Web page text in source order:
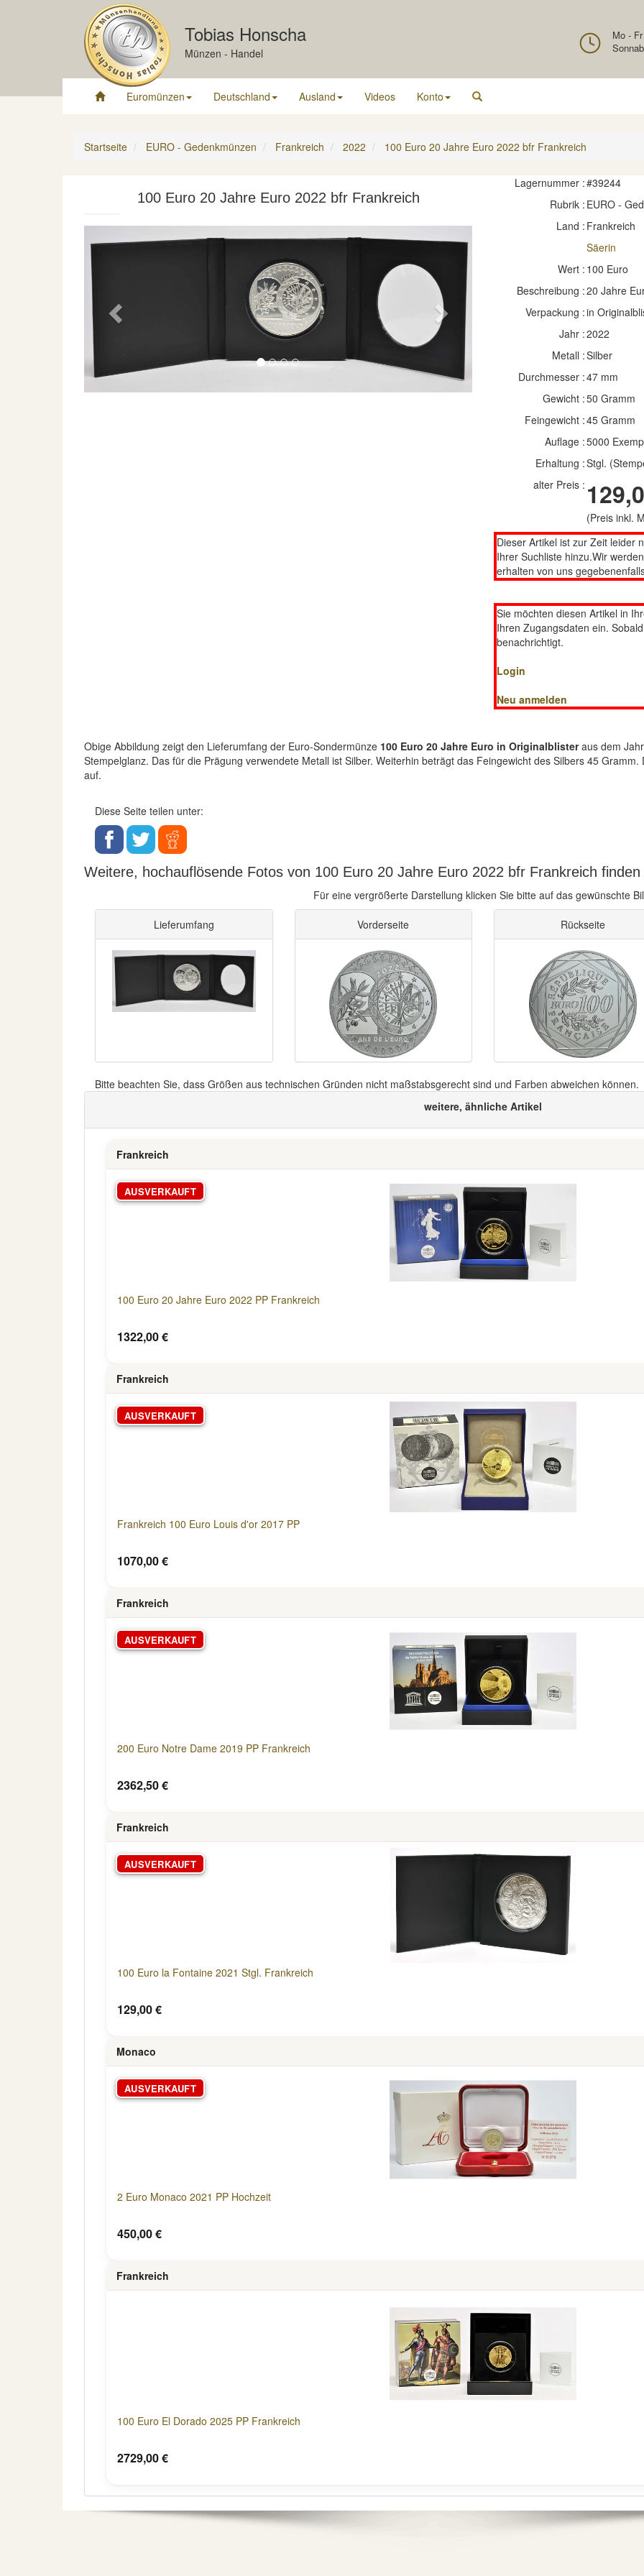
Tobias Honscha
Münzen - Handel
Mo -
Euromünzen Deutschland Ausland Videos Konto
Startseite EURO - Gedenkmünzen Frankreich 2022 100 Euro 20 Jahre Euro 2022 bfr Frankreich
100 Euro 20 Jahre Euro 2022 bfr Frankreich
Previous Next
Lagernummer :#39244
Rubrik : EURO -
Land : Frankreich
Säerin
Wert : 100 Euro
Beschreibung :20 Jahre
Verpackung :in
Jahr :2022
Metall :Silber
Durchmesser :47 mm
Gewicht :50 Gramm
Feingewicht :45 Gramm
Auflage :5000
Erhaltung :Stgl.
alter Preis :
(Preis inkl.
Dieser Artikel ist zur Zeit leider
Ihrer Suchliste hinzu.Wir
erhalten von uns
Sie möchten diesen Artikel in
Ihren Zugangsdaten ein.
benachrichtigt.
Login
Neu anmelden
Obige Abbildung zeigt den Lieferumfang der Euro-Sondermünze 100 Euro 20 Jahre Euro in Originalblisteraus dem
Stempelglanz. Das für die Prägung verwendete Metall ist Silber. Weiterhin beträgt das Feingewicht des Silbers 45
auf.
Diese Seite teilen unter:
Weitere, hochauflösende Fotos von 100 Euro 20 Jahre Euro 2022 bfr Frankreich
Für eine vergrößerte Darstellung klicken Sie bitte auf das gewünschte
Lieferumfang Vorderseite Rückseite
Bitte beachten Sie, dass Größen aus technischen Gründen nicht maßstabsgerecht sind und Farben abweichen können.
weitere, ähnliche Artikel
Frankreich
AUSVERKAUFT
100 Euro 20 Jahre Euro 2022 PP Frankreich
1322,00 €
Frankreich
AUSVERKAUFT
Frankreich 100 Euro Louis d'or 2017 PP
1070,00 €
Frankreich
AUSVERKAUFT
200 Euro Notre Dame 2019 PP Frankreich
2362,50 €
Frankreich
AUSVERKAUFT
100 Euro la Fontaine 2021 Stgl. Frankreich
129,00 €
Monaco
AUSVERKAUFT
2 Euro Monaco 2021 PP Hochzeit
450,00 €
Frankreich
100 Euro El Dorado 2025 PP Frankreich
2729,00 €